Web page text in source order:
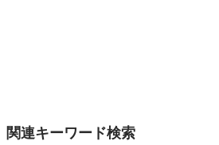
関連キーワード検索